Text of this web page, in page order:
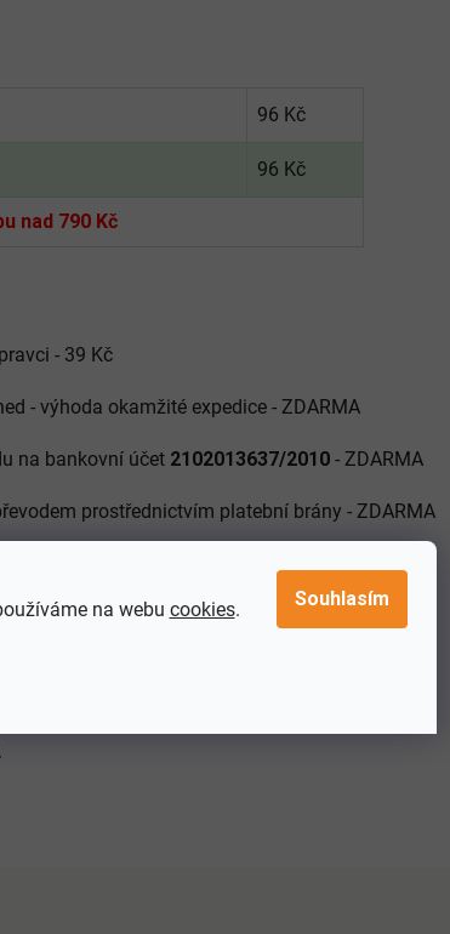
na webu cookies. Souhlasím
96 Kč
96 Kč
nad 790 Kč
- 39 Kč
- výhoda okamžité expedice - ZDARMA
na bankovní účet 2102013637/2010 - ZDARMA
prostřednictvím platební brány - ZDARMA